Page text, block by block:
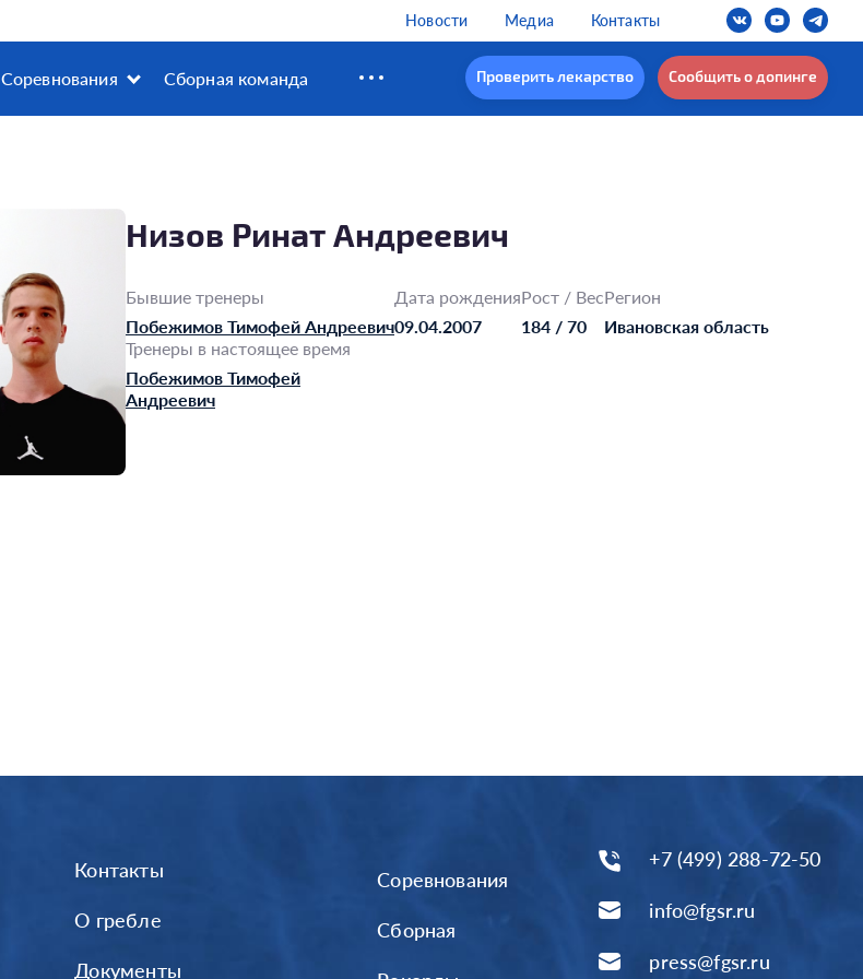
Новости Медиа Контакты
Соревнования Сборная команда Проверить лекарство Сообщить о допинге
Низов Ринат Андреевич
Бывшие тренеры
Побежимов Тимофей Андреевич
Дата рождения
09.04.2007
Рост / Вес
184 / 70
Регион
Ивановская область
Тренеры в настоящее время
Побежимов Тимофей
Андреевич
Контакты
О гребле
Документы
Соревнования
Сборная
+7 (499) 288-72-50
info@fgsr.ru
press@fgsr.ru